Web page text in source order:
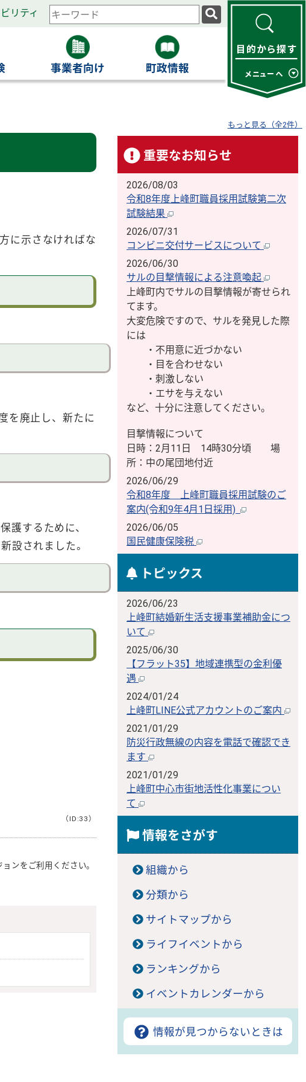
リティ
検
索
ワ
ー
事業者向け 町政情報
もっと見る（全2件）
に示さなければな
を廃止し、新たに
護するために、
設されました。
（ID:33）
ンをご利用ください。
重要なお知らせ
2026/08/03
令和8年度上峰町職員採用試験第二次
試験結果
2026/07/31
コンビニ交付サービスについて
2026/06/30
サルの目撃情報による注意喚起
上峰町内でサルの目撃情報が寄せられ
てます。
大変危険ですので、サルを発見した際
には
・不用意に近づかない
・目を合わせない
・刺激しない
・エサを与えない
など、十分に注意してください。
目撃情報について
日時：2月11日 14時30分頃 場
所：中の尾団地付近
2026/06/29
令和8年度 上峰町職員採用試験のご
案内(令和9年4月1日採用)
2026/06/05
国民健康保険税
トピックス
2026/06/23
上峰町結婚新生活支援事業補助金につ
いて
2025/06/30
【フラット35】地域連携型の金利優
遇
2024/01/24
上峰町LINE公式アカウントのご案内
2021/01/29
防災行政無線の内容を電話で確認でき
ます
2021/01/29
上峰町中心市街地活性化事業につい
て
情報をさがす
組織から
分類から
サイトマップから
ライフイベントから
ランキングから
イベントカレンダーから
情報が見つからないときは